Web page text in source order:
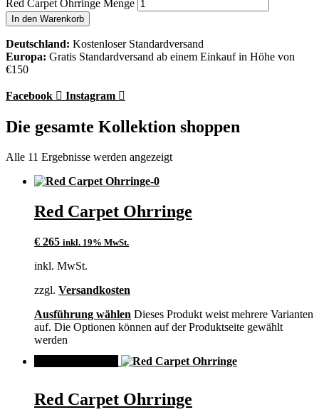
Red Carpet Ohrringe Menge
In den Warenkorb
Deutschland: Kostenloser Standardversand
Europa: Gratis Standardversand ab einem Einkauf in Höhe von
€150
Facebook Instagram
Die gesamte Kollektion shoppen
Alle 11 Ergebnisse werden angezeigt
Red Carpet Ohrringe
€ 265 inkl. 19% MwSt.
inkl. MwSt.
zzgl. Versandkosten
Ausführung wählen Dieses Produkt weist mehrere Varianten
auf. Die Optionen können auf der Produktseite gewählt
werden
Red Carpet Ohrringe